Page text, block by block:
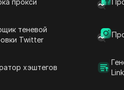
прокси
теневой
Twitter
хэштегов
или паролей. Независимо
или неограниченный
простого. Поднимите
нескольким